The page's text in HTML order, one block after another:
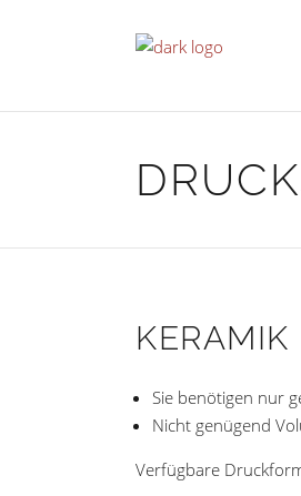
KERAMIK
Sie benötigen nur
Nicht genügend
Verfügbare